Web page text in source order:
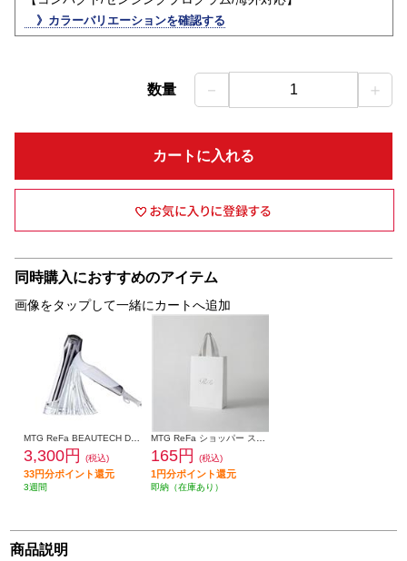
》カラーバリエーションを確認する
数量 － 1 ＋
カートに入れる
同時購入におすすめのアイテム
画像をタップして一緒にカートへ追加
MTG ReFa BEAUTECH DRYER SMART W HOLDER(リファビューテック ドライヤースマートW ホルダー) RS-BN00A
3,300円 (税込)
33円分ポイント還元
3週間
165円 (税込)
1円分ポイント還元
即納（在庫あり）
商品説明